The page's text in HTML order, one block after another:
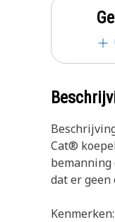
Cat®
dat er
Kenmerken: